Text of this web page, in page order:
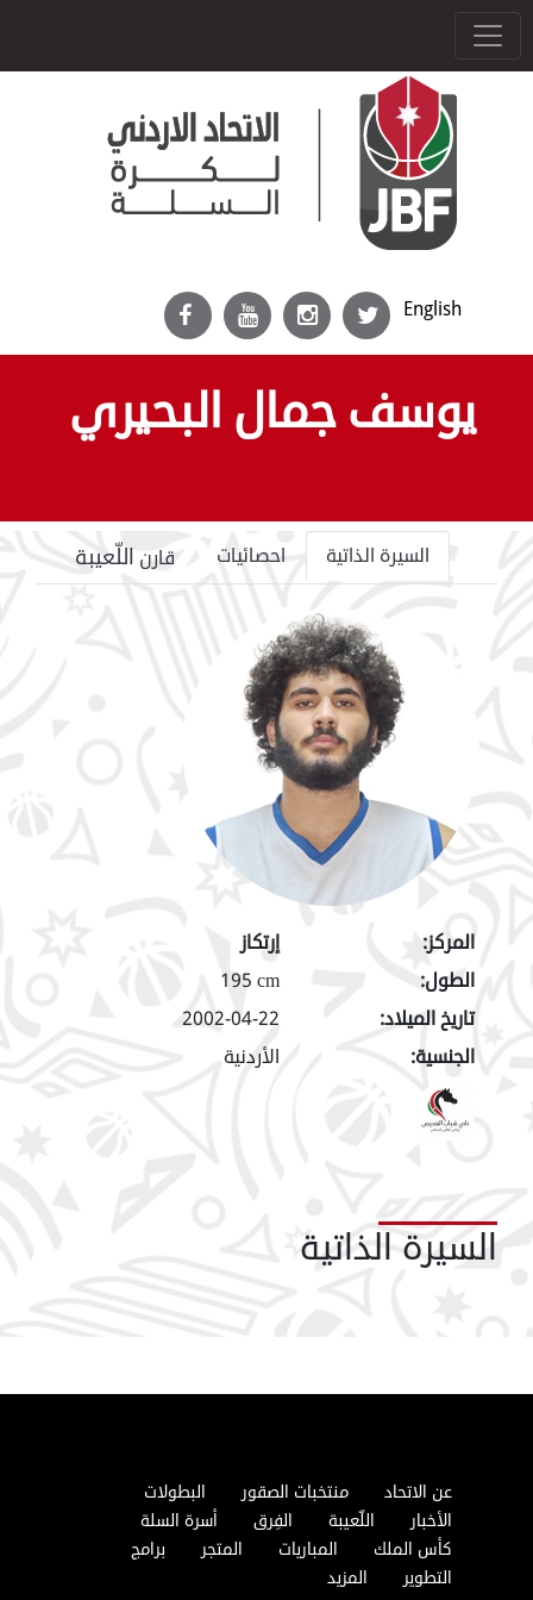
English
يوسف جمال البحيري
السيرة الذاتية احصائيات قارن اللّعيبة
المركز:
إرتكاز
الطول:
195 cm
تاريخ الميلاد:
2002-04-22
الجنسية:
الأردنية
السيرة الذاتية
عن الاتحاد منتخبات الصقور
البطولات
الأخبار
اللّعيبة الفِرق
أسرة السلة
كأس الملك
المباريات المتجر
برامج
التطوير
المزيد